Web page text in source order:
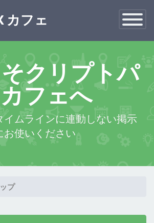
Toggle
カフェ ×
クリプトパ
フェへ
イムラインに連動しない掲示
お使いください
プ